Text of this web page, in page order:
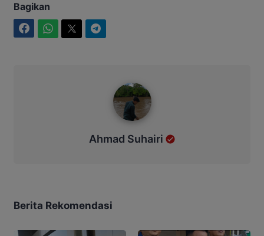
Bagikan
Ahmad Suhairi
Berita Rekomendasi